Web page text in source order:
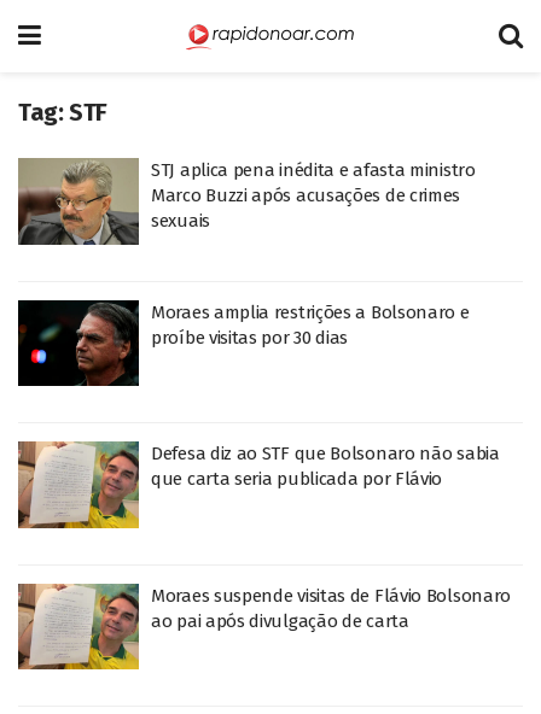
Tag:STF
STJ aplica pena inédita e afasta ministro
Marco Buzzi após acusações de crimes
sexuais
Moraes amplia restrições a Bolsonaro e
proíbe visitas por 30 dias
Defesa diz ao STF que Bolsonaro não sabia
que carta seria publicada por Flávio
Moraes suspende visitas de Flávio Bolsonaro
ao pai após divulgação de carta